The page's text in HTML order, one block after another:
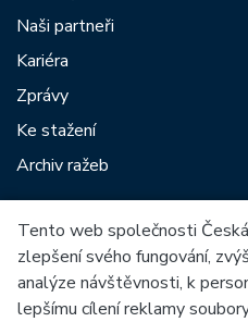
Naši partneři
Kariéra
Zprávy
Ke stažení
Archiv ražeb
Mezi naše partnery patří:
Tento web společnosti Česká
zlepšení svého fungování,
analýze návštěvnosti, k
lepšímu cílení reklamy